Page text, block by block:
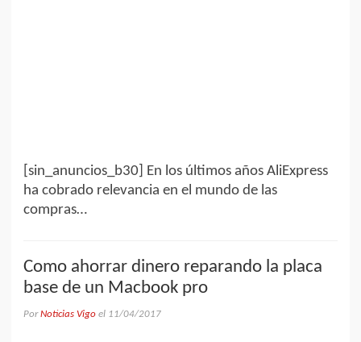
[sin_anuncios_b30] En los últimos años AliExpress
ha cobrado relevancia en el mundo de las
compras…
Como ahorrar dinero reparando la placa
base de un Macbook pro
PorNoticias Vigo el 11/04/2017